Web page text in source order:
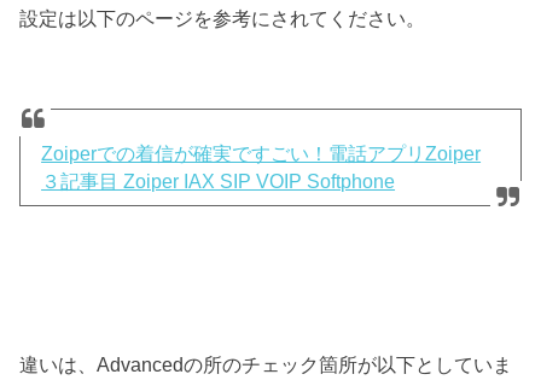
設定は以下のページを参考にされてください。
Zoiperでの着信が確実ですごい！電話アプリZoiper
３記事目 Zoiper IAX SIP VOIP Softphone
違いは、Advancedの所のチェック箇所が以下としていま